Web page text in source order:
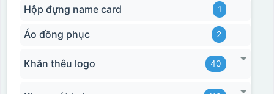
Hộp đựng name card 1
Áo đồng phục 2
Khăn thêu logo 40